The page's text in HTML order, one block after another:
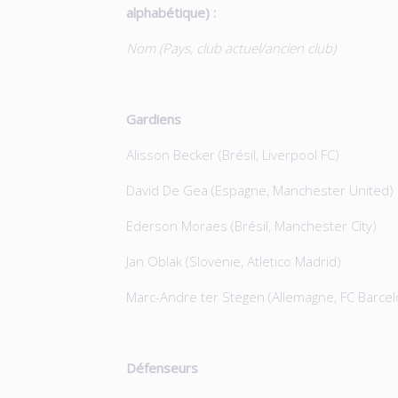
alphabétique) :
Nom (Pays, club actuel/ancien club)
Gardiens
Alisson Becker (Brésil, Liverpool FC)
David De Gea (Espagne, Manchester United)
Ederson Moraes (Brésil, Manchester City)
Jan Oblak (Slovenie, Atletico Madrid)
Marc-Andre ter Stegen (Allemagne, FC
Défenseurs